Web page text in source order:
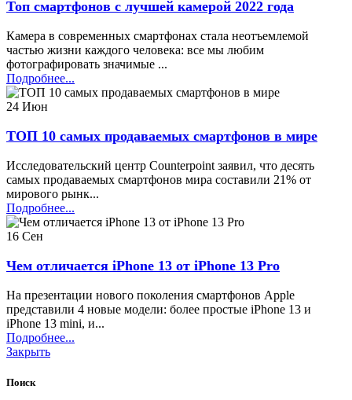
Топ смартфонов с лучшей камерой 2022 года
Камера в современных смартфонах стала неотъемлемой
частью жизни каждого человека: все мы любим
фотографировать значимые ...
Подробнее...
24 Июн
ТОП 10 самых продаваемых смартфонов в мире
Исследовательский центр Counterpoint заявил, что десять
самых продаваемых смартфонов мира составили 21% от
мирового рынк...
Подробнее...
16 Сен
Чем отличается iPhone 13 от iPhone 13 Pro
На презентации нового поколения смартфонов Apple
представили 4 новые модели: более простые iPhone 13 и
iPhone 13 mini, и...
Подробнее...
Закрыть
Поиск